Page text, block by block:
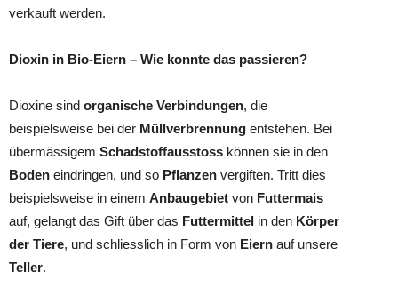
verkauft werden.
Dioxin in Bio-Eiern – Wie konnte das passieren?
Dioxine sind organische Verbindungen, die
beispielsweise bei der Müllverbrennung entstehen. Bei
übermässigem Schadstoffausstoss können sie in den
Boden eindringen, und so Pflanzen vergiften. Tritt dies
beispielsweise in einem Anbaugebiet von Futtermais
auf, gelangt das Gift über das Futtermittel in den Körper
der Tiere, und schliesslich in Form von Eiern auf unsere
Teller.